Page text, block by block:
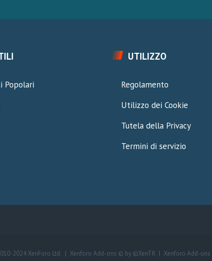
Popolari
UTILIZZO
Regolamento
Utilizzo dei Cookie
Tutela della Privacy
Termini di servizio
2024 XenForo Ltd. | Xenforo Add-ons © by ©XenTR | Xenforo Add-ons